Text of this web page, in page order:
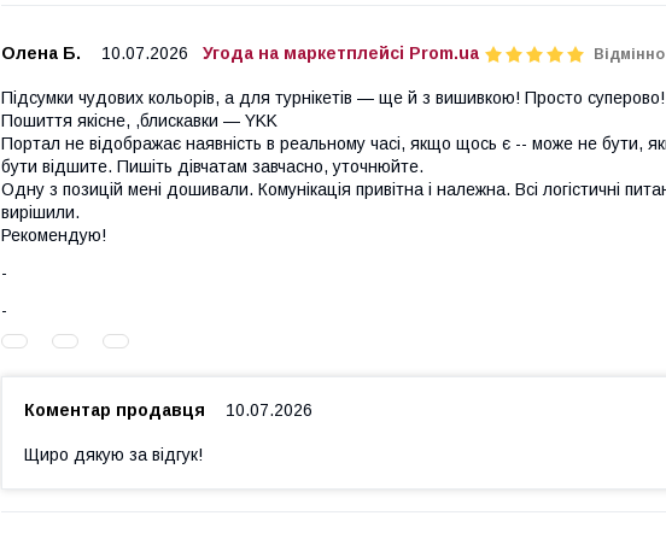
Олена Б. 10.07.2026 Угода на маркетплейсі Prom.ua Відмінно
Підсумки чудових кольорів, а для турнікетів — ще й з вишивкою! Просто суперово!
Пошиття якісне, ,блискавки — YKK
Портал не відображає наявність в реальному часі, якщо щось є -- може не бути,
бути відшите. Пишіть дівчатам завчасно, уточнюйте.
Одну з позицій мені дошивали. Комунікація привітна і належна. Всі логістичні
вирішили.
Рекомендую!
Коментар продавця 10.07.2026
Щиро дякую за відгук!